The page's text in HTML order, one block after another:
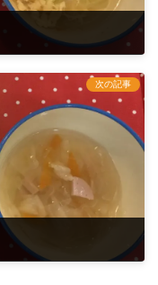
次の記事